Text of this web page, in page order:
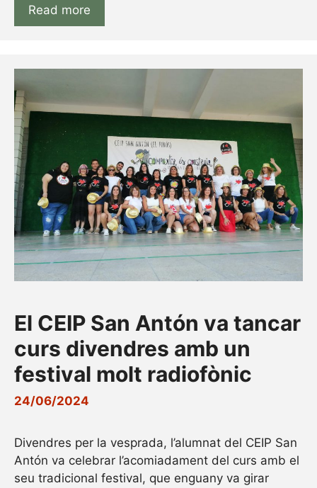
Read more
El CEIP San Antón va tancar
curs divendres amb un
festival molt radiofònic
24/06/2024
Divendres per la vesprada, l’alumnat del CEIP San
Antón va celebrar l’acomiadament del curs amb el
seu tradicional festival, que enguany va girar